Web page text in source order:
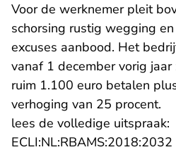
Voor de werknemer pleit
schorsing rustig wegging
excuses aanbood. Het
vanaf 1 december vorig
ruim 1.100 euro betalen
verhoging van 25 procent.
lees de volledige uitspraak:
ECLI:NL:RBAMS:2018:2032